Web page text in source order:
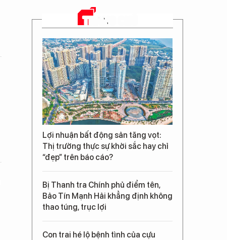
TRANG CHỦ
Lợi nhuận bất động sản tăng vọt:
Thị trường thực sự khởi sắc hay chỉ
“đẹp” trên báo cáo?
Bị Thanh tra Chính phủ điểm tên,
Bảo Tín Mạnh Hải khẳng định không
thao túng, trục lợi
Con trai hé lộ bệnh tình của cựu